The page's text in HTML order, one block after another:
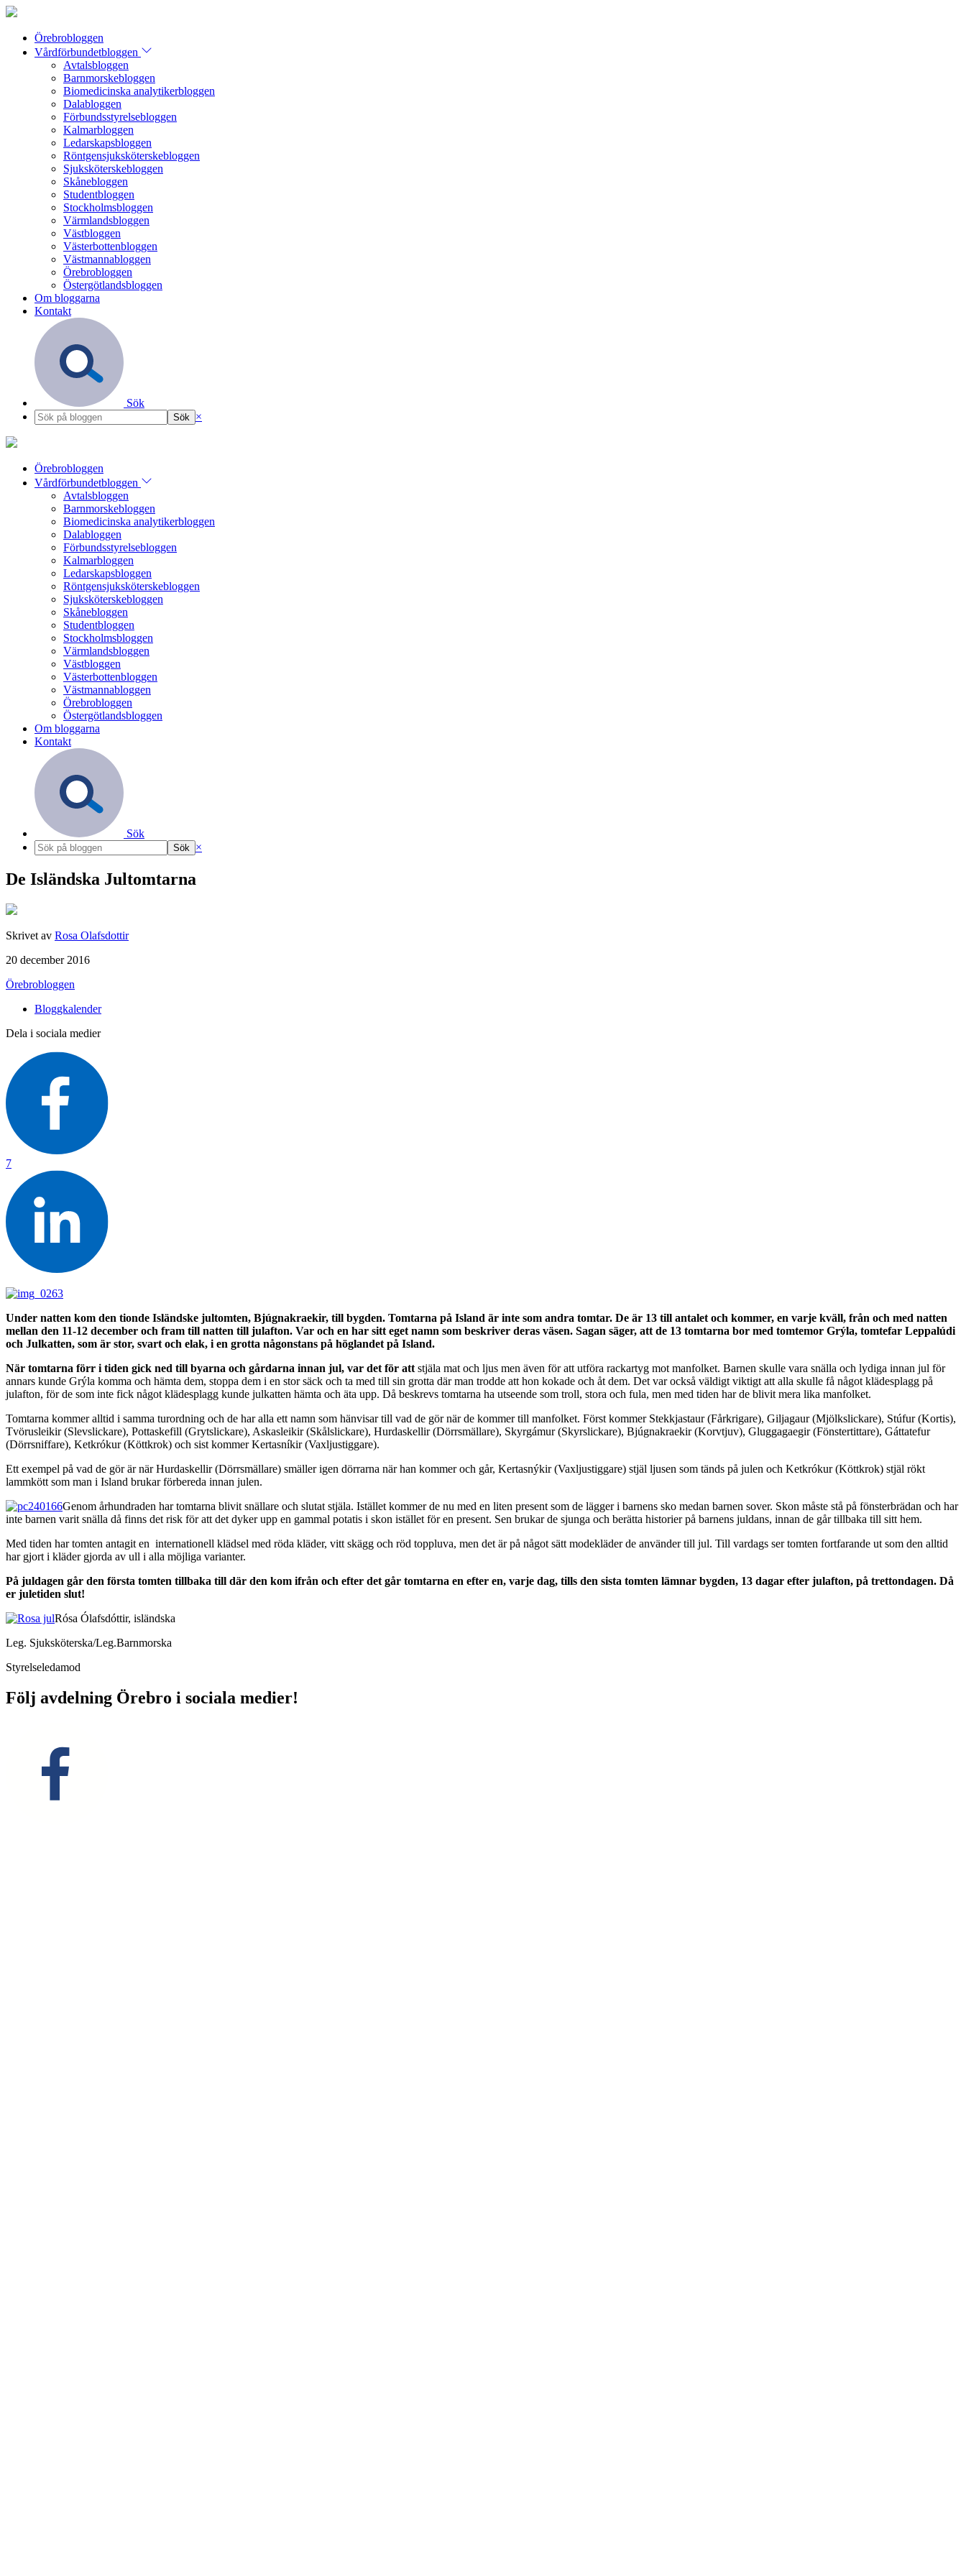
Örebrobloggen
Vårdförbundetbloggen
Avtalsbloggen
Barnmorskebloggen
Biomedicinska analytikerbloggen
Dalabloggen
Förbundsstyrelsebloggen
Kalmarbloggen
Ledarskapsbloggen
Röntgensjuksköterskebloggen
Sjuksköterskebloggen
Skånebloggen
Studentbloggen
Stockholmsbloggen
Värmlandsbloggen
Västbloggen
Västerbottenbloggen
Västmannabloggen
Örebrobloggen
Östergötlandsbloggen
Om bloggarna
Kontakt
Sök
×
Örebrobloggen
Vårdförbundetbloggen
Avtalsbloggen
Barnmorskebloggen
Biomedicinska analytikerbloggen
Dalabloggen
Förbundsstyrelsebloggen
Kalmarbloggen
Ledarskapsbloggen
Röntgensjuksköterskebloggen
Sjuksköterskebloggen
Skånebloggen
Studentbloggen
Stockholmsbloggen
Värmlandsbloggen
Västbloggen
Västerbottenbloggen
Västmannabloggen
Örebrobloggen
Östergötlandsbloggen
Om bloggarna
Kontakt
Sök
×
De Isländska Jultomtarna
Skrivet av Rosa Olafsdottir
20 december 2016
Örebrobloggen
Bloggkalender
Dela i sociala medier
7
Under natten kom den tionde Isländske jultomten, Bjúgnakraekir, till bygden. Tomtarna på Island är inte som andra tomtar. De är 13 till antalet och kommer, en varje kväll, från och med natten
mellan den 11-12 december och fram till natten till julafton. Var och en har sitt eget namn som beskriver deras väsen. Sagan säger, att de 13 tomtarna bor med tomtemor Grýla, tomtefar Leppalúdi
och Julkatten, som är stor, svart och elak, i en grotta någonstans på höglandet på Island.
När tomtarna förr i tiden gick ned till byarna och gårdarna innan jul, var det för att stjäla mat och ljus men även för att utföra rackartyg mot manfolket. Barnen skulle vara snälla och lydiga innan jul för
annars kunde Grýla komma och hämta dem, stoppa dem i en stor säck och ta med till sin grotta där man trodde att hon kokade och åt dem. Det var också väldigt viktigt att alla skulle få något klädesplagg på
julafton, för de som inte fick något klädesplagg kunde julkatten hämta och äta upp. Då beskrevs tomtarna ha utseende som troll, stora och fula, men med tiden har de blivit mera lika manfolket.
Tomtarna kommer alltid i samma turordning och de har alla ett namn som hänvisar till vad de gör när de kommer till manfolket. Först kommer Stekkjastaur (Fårkrigare), Giljagaur (Mjölkslickare), Stúfur (Kortis),
Tvörusleikir (Slevslickare), Pottaskefill (Grytslickare), Askasleikir (Skålslickare), Hurdaskellir (Dörrsmällare), Skyrgámur (Skyrslickare), Bjúgnakraekir (Korvtjuv), Gluggagaegir (Fönstertittare), Gáttatefur
(Dörrsniffare), Ketkrókur (Köttkrok) och sist kommer Kertasníkir (Vaxljustiggare).
Ett exempel på vad de gör är när Hurdaskellir (Dörrsmällare) smäller igen dörrarna när han kommer och går, Kertasnýkir (Vaxljustiggare) stjäl ljusen som tänds på julen och Ketkrókur (Köttkrok) stjäl rökt
lammkött som man i Island brukar förbereda innan julen.
Genom århundraden har tomtarna blivit snällare och slutat stjäla. Istället kommer de nu med en liten present som de lägger i barnens sko medan barnen sover. Skon måste stå på fönsterbrädan och har
inte barnen varit snälla då finns det risk för att det dyker upp en gammal potatis i skon istället för en present. Sen brukar de sjunga och berätta historier på barnens juldans, innan de går tillbaka till sitt hem.
Med tiden har tomten antagit en internationell klädsel med röda kläder, vitt skägg och röd toppluva, men det är på något sätt modekläder de använder till jul. Till vardags ser tomten fortfarande ut som den alltid
har gjort i kläder gjorda av ull i alla möjliga varianter.
På juldagen går den första tomten tillbaka till där den kom ifrån och efter det går tomtarna en efter en, varje dag, tills den sista tomten lämnar bygden, 13 dagar efter julafton, på trettondagen. Då
er juletiden slut!
Rósa Ólafsdóttir, isländska
Leg. Sjuksköterska/Leg.Barnmorska
Styrelseledamod
Följ avdelning Örebro i sociala medier!